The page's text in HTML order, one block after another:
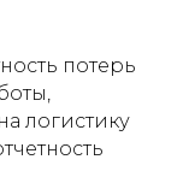
потерь
логистику